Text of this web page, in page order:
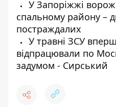
У Запоріжжі
спальному району –
постраждалих
У травні ЗСУ
відпрацювали по
задумом - Сирський